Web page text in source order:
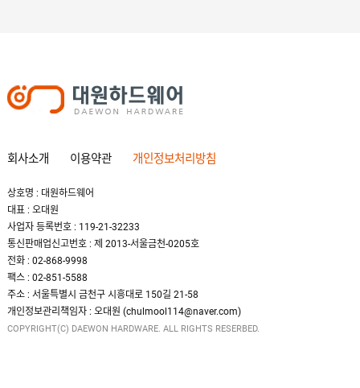
회사소개 이용약관 개인정보처리방침
상호명 : 대원하드웨어
대표 : 오대원
사업자 등록번호 : 119-21-32233
통신판매업신고번호 : 제 2013-서울금천-0205호
전화 : 02-868-9998
팩스 : 02-851-5588
주소 : 서울특별시 금천구 시흥대로 150길 21-58
개인정보관리책임자 : 오대원 (chulmool114@naver.com)
COPYRIGHT(C) DAEWON HARDWARE. ALL RIGHTS RESERBED.